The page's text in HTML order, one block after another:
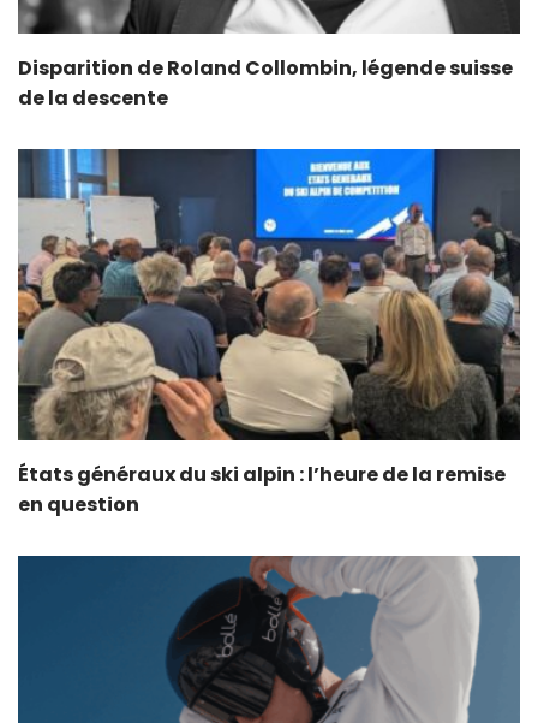
Disparition de Roland Collombin, légende suisse
de la descente
États généraux du ski alpin : l’heure de la remise
en question